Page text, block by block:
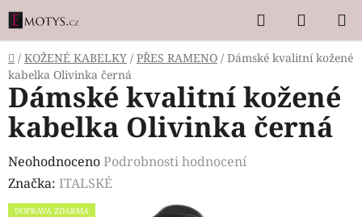
Přejít
na
obsah
Hledat
KOŠÍK
Domů
/ KOŽENÉ KABELKY / PŘES RAMENO / Dámské kvalitní kožené
kabelka Olivinka černá
Dámské kvalitní kožené
kabelka Olivinka černá
Průměrné
hodnocení
produktu
NeohodnocenoPodrobnosti hodnocení
Značka: ITALSKÉ
DOPRAVA ZDARMA